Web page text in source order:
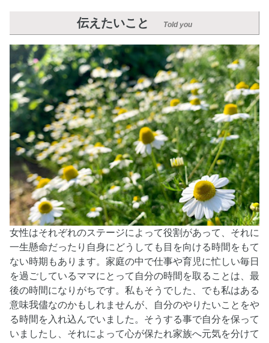
伝えたいこと Told you
女性はそれぞれのステージによって役割があって、それに
一生懸命だったり自身にどうしても目を向ける時間をもて
ない時期もあります。家庭の中で仕事や育児に忙しい毎日
を過ごしているママにとって自分の時間を取ることは、最
後の時間になりがちです。私もそうでした、でも私はある
意味我儘なのかもしれませんが、自分のやりたいことをや
る時間を入れ込んでいました。そうする事で自分を保って
いましたし、それによって心が保たれ家族へ元気を分けて